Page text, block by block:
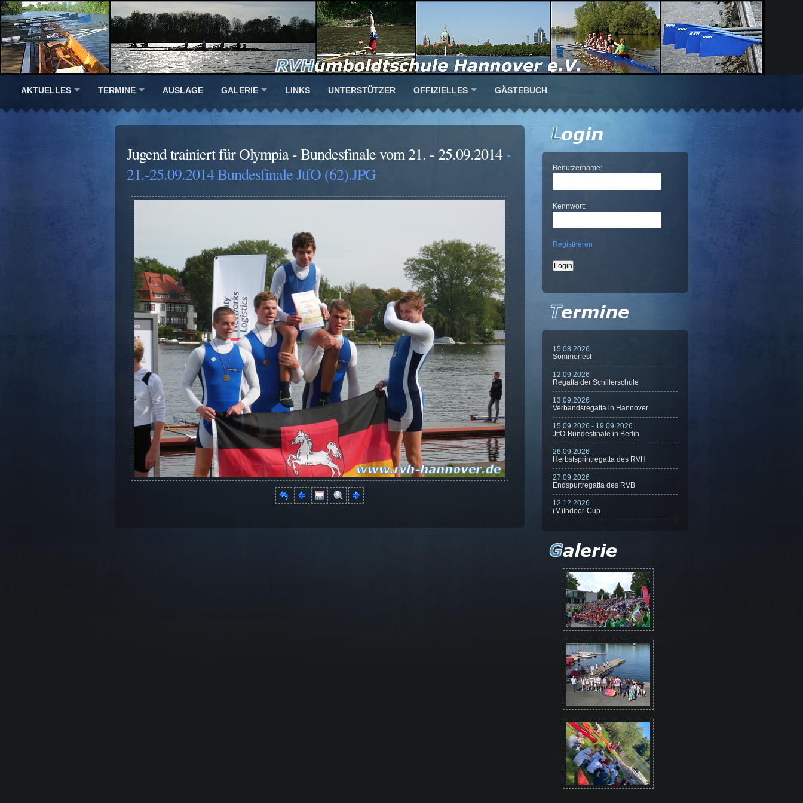
AKTUELLES TERMINE AUSLAGE GALERIE LINKS UNTERSTÜTZER OFFIZIELLES GÄSTEBUCH
Jugend trainiert für Olympia - Bundesfinale vom 21. - 25.09.2014-
21.-25.09.2014 Bundesfinale JtfO (62).JPG
Benutzername:
Kennwort:
Registrieren
15.08.2026
Sommerfest
12.09.2026
Regatta der Schillerschule
13.09.2026
Verbandsregatta in Hannover
15.09.2026 - 19.09.2026
JtfO-Bundesfinale in Berlin
26.09.2026
Herbstsprintregatta des RVH
27.09.2026
Endspurtregatta des RVB
12.12.2026
(M)Indoor-Cup